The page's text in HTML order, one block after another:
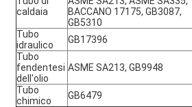
caldaia
BACCANO 17175, GB3087,
GB5310
Tubo
idraulico
GB17396
Tubo
fendentesi
dell'olio
ASME SA213, GB9948
Tubo
chimico
GB6479